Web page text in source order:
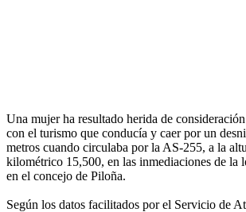
Una mujer ha resultado herida de
con el turismo que conducía y caer por un
metros cuando circulaba por la AS-255, a la
kilométrico 15,500, en las inmediaciones de la
en el concejo de Piloña.
Según los datos facilitados por el Servicio de